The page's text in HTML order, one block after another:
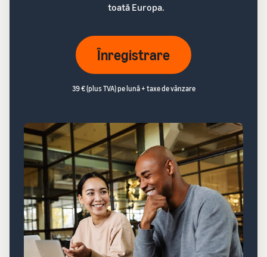
toată Europa.
Înregistrare
39 € (plus TVA) pe lună + taxe de vânzare